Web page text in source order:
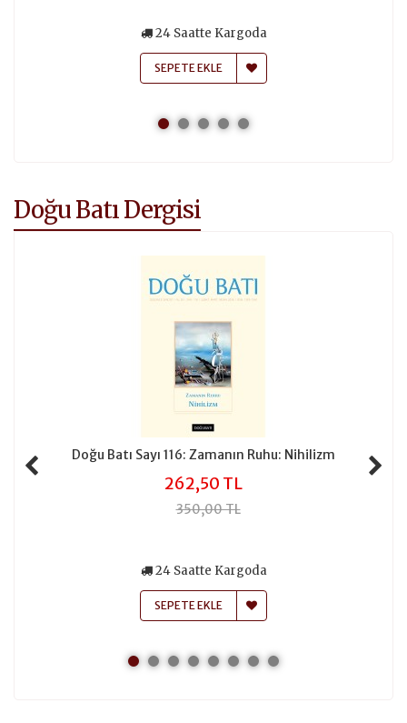
24 Saatte Kargoda
SEPETE EKLE
Doğu Batı Dergisi
Doğu Batı Sayı 116: Zamanın Ruhu: Nihilizm
262,50 TL
350,00 TL
24 Saatte Kargoda
SEPETE EKLE